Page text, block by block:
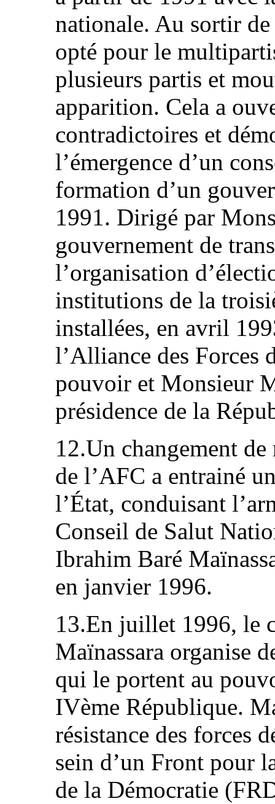
nationale. Au sortir
opté pour le
plusieurs partis et
apparition. Cela a
contradictoires et
l’émergence d’un
formation d’un
1991. Dirigé par
gouvernement de
l’organisation
institutions de la
installées, en avril
l’Alliance des Forces
pouvoir et Monsieur
présidence de la
12.Un changement
de l’AFC a entrainé
l’État, conduisant
Conseil de Salut
Ibrahim Baré
en janvier 1996.
13.En juillet 1996, le
Maïnassara organise
qui le portent au
IVème République.
résistance des forces
sein d’un Front pour
de la Démocratie